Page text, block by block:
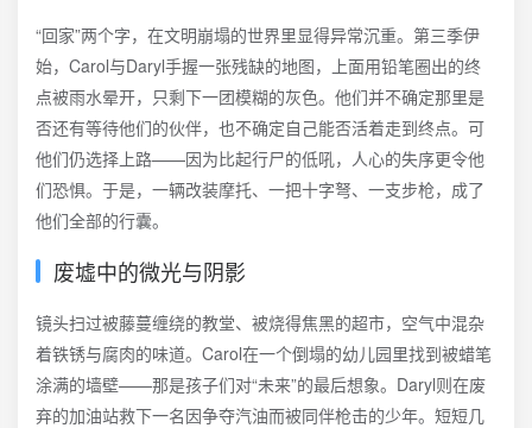
“回家”两个字，在文明崩塌的世界里显得异常沉重。第三季伊
始，Carol与Daryl手握一张残缺的地图，上面用铅笔圈出的终
点被雨水晕开，只剩下一团模糊的灰色。他们并不确定那里是
否还有等待他们的伙伴，也不确定自己能否活着走到终点。可
他们仍选择上路——因为比起行尸的低吼，人心的失序更令他
们恐惧。于是，一辆改装摩托、一把十字弩、一支步枪，成了
他们全部的行囊。
废墟中的微光与阴影
镜头扫过被藤蔓缠绕的教堂、被烧得焦黑的超市，空气中混杂
着铁锈与腐肉的味道。Carol在一个倒塌的幼儿园里找到被蜡笔
涂满的墙壁——那是孩子们对“未来”的最后想象。Daryl则在废
弃的加油站救下一名因争夺汽油而被同伴枪击的少年。短短几